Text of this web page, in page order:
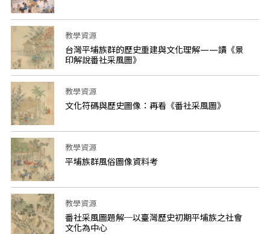
教學資源
台灣平埔族群的歷史重建與文化理解——讀《景
印解說番社采風圖》
教學資源
文化符碼與歷史圖像：再看《番社采風圖》
教學資源
平埔族群風俗圖像資料考
教學資源
番社采風圖題解─以臺灣歷史初期平埔族之社會
文化為中心